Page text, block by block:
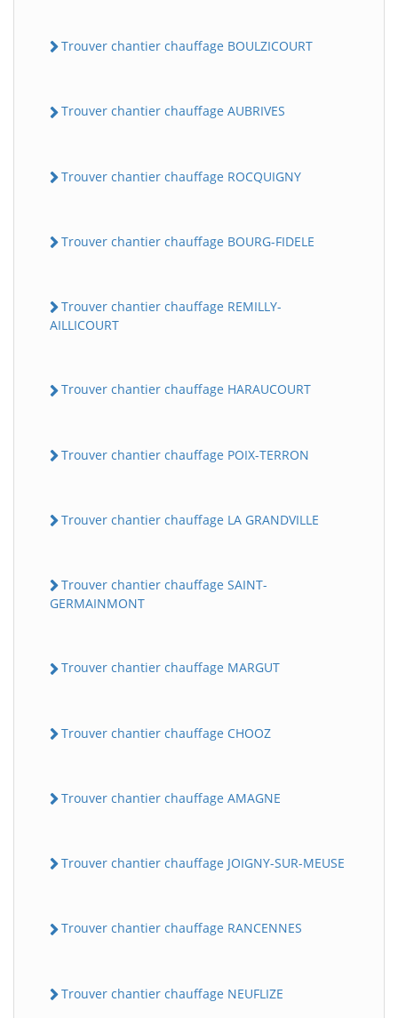
Trouver chantier chauffage BOULZICOURT
Trouver chantier chauffage AUBRIVES
Trouver chantier chauffage ROCQUIGNY
Trouver chantier chauffage BOURG-FIDELE
Trouver chantier chauffage REMILLY-
AILLICOURT
Trouver chantier chauffage HARAUCOURT
Trouver chantier chauffage POIX-TERRON
Trouver chantier chauffage LA GRANDVILLE
Trouver chantier chauffage SAINT-
GERMAINMONT
Trouver chantier chauffage MARGUT
Trouver chantier chauffage CHOOZ
Trouver chantier chauffage AMAGNE
Trouver chantier chauffage JOIGNY-SUR-MEUSE
Trouver chantier chauffage RANCENNES
Trouver chantier chauffage NEUFLIZE